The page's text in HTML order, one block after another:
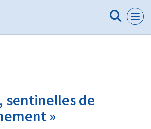
sentinelles de
»
cookies